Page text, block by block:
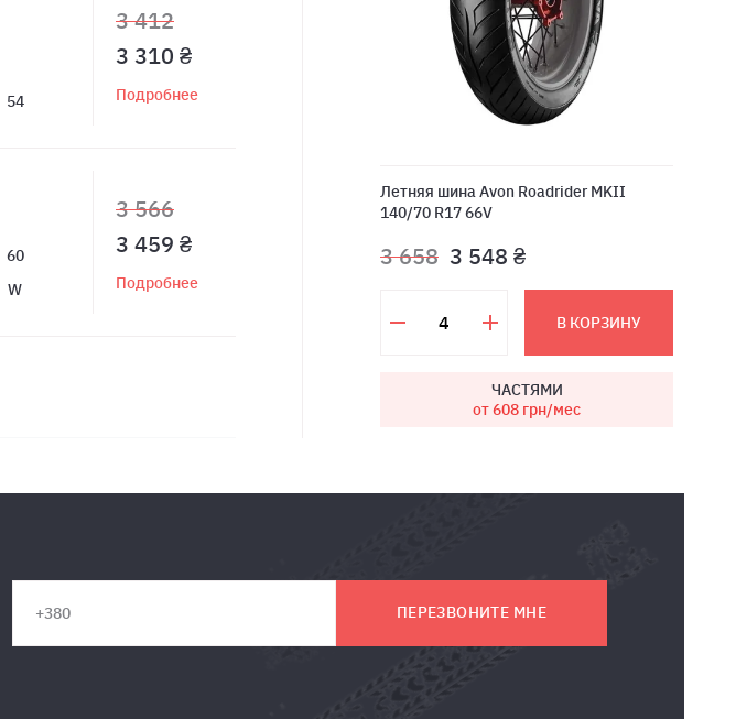
54
3 412
3 310 ₴
Подробнее
60
W
3 566
3 459 ₴
Подробнее
Летняя шина Avon Roadrider MKII
140/70 R17 66V
3 658 3 548 ₴
В КОРЗИНУ
ЧАСТЯМИ
от 608 грн/мес
ПЕРЕЗВОНИТЕ МНЕ